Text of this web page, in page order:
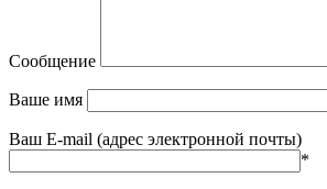
Сообщение
Ваше имя
Ваш E-mail (адрес электронной почты)
*